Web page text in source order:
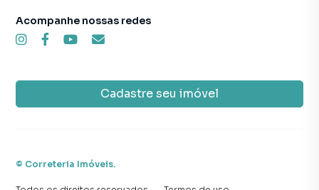
transportes públicos e grandes vias como a Avenida dos
Bandeirantes Av. Ibirapuera e Av República do Líbano. Sua
proximidade com pontos comerciais e culturais da cidade
conveniência conforto e uma ótima localização. Preço e
disponibilidade do imóvel sujeitos a alteração sem aviso
Cadastre seu imóvel
Acompanhe nossas redes
© Correteria Imóveis.